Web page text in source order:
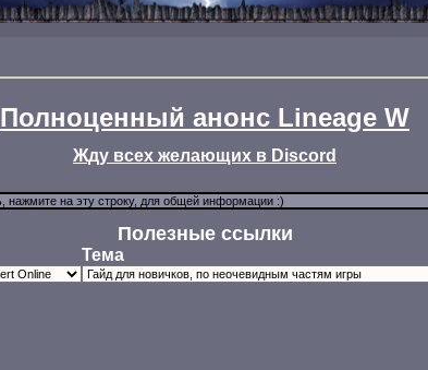
Полноценный анонс Lineage W
Жду всех желающих в Discord
Полезные ссылки
Тема